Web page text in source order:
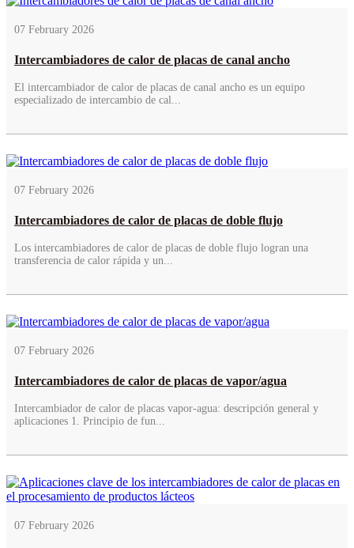
07 February 2026
Intercambiadores de calor de placas de canal ancho
El intercambiador de calor de placas de canal ancho es un equipo
especializado de intercambio de cal...
07 February 2026
Intercambiadores de calor de placas de doble flujo
Los intercambiadores de calor de placas de doble flujo logran una
transferencia de calor rápida y un...
07 February 2026
Intercambiadores de calor de placas de vapor/agua
Intercambiador de calor de placas vapor-agua: descripción general y
aplicaciones 1. Principio de fun...
07 February 2026